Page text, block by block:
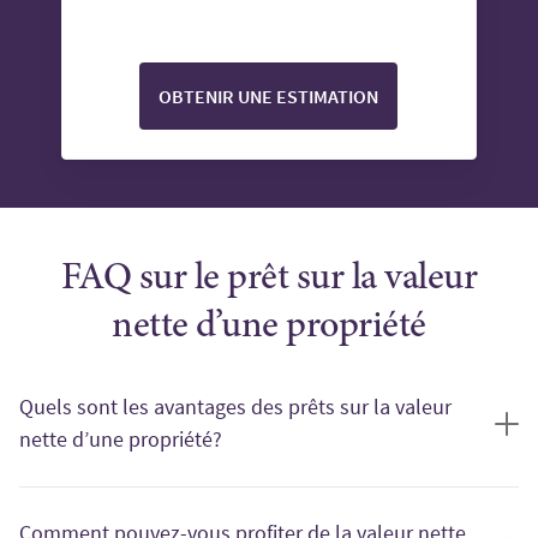
OBTENIR UNE ESTIMATION
FAQ sur le prêt sur la valeur
nette d’une propriété
Quels sont les avantages des prêts sur la valeur
nette d’une propriété?
habituellement des taux d’intérêt plus bas et des limites